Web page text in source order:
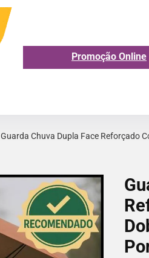
Promoção Online
Guarda Chuva Dupla Face Reforçado